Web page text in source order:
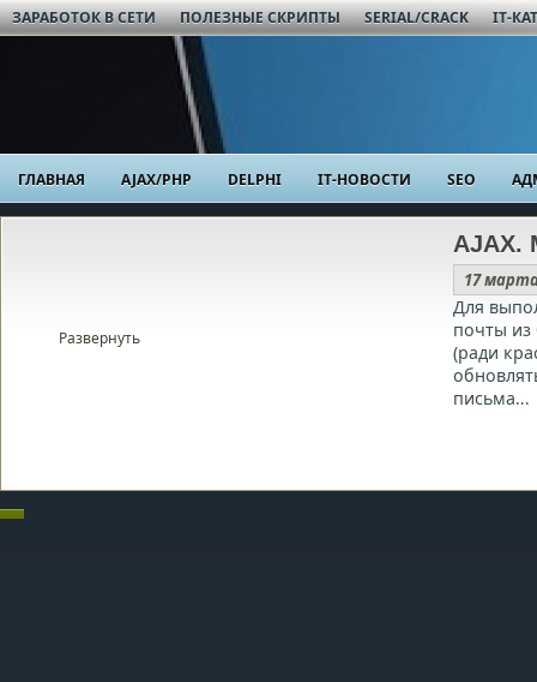
ЗАРАБОТОК В СЕТИ ПОЛЕЗНЫЕ СКРИПТЫ SERIAL/CRACK IT-
ГЛАВНАЯ AJAX/PHP DELPHI IT-НОВОСТИ SEO
Развернуть
AJAX.
17
Для
почты из
(ради
письма...